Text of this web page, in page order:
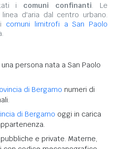
i comuni confinanti. Le
d'aria dal centro urbano.
comuni limitrofi a San Paolo
una persona nata a San Paolo
di Bergamo numeri di
di Bergamo oggi in carica
pubbliche e private. Materne,